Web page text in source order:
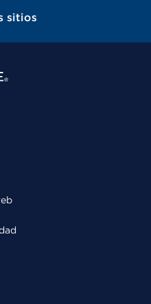
sitios